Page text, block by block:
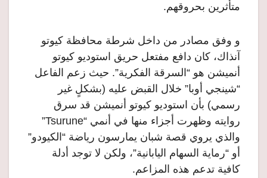
متأثرين بحروقهم.
و وفق مصادر من داخل شرطة محافظة كيوتو
آنذاك، كان دافع مفتعل حريق استوديو كيوتو
أنميشن هو “السرقة الفكرية”. حيث زعم الفاعل
“شينجي أوبا” خلال القبض عليه (بشكلٍ غير
رسمي) بأن استوديو كيوتو أنميشن قد سرق
روايته وظهرت أجزاء منها في أنمي “Tsurune”
والذي يروي قصة شبان يمارسون رياضة “الكيودو”
أو “رماية السهام اليابانية”، ولكن لا توجد أدلة
كافية تدعم هذه المزاعم.